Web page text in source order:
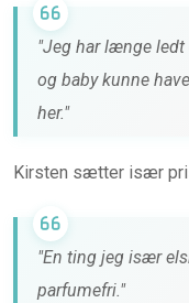
"Jeg har længe ledt
og baby kunne
her."
Kirsten sætter især
"En ting jeg især
parfumefri."